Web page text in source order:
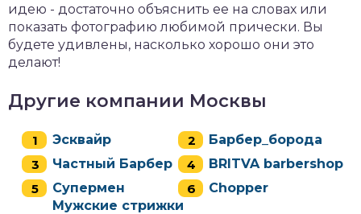
идею - достаточно объяснить ее на словах или
показать фотографию любимой прически. Вы
будете удивлены, насколько хорошо они это
делают!
Другие компании Москвы
Эсквайр
Барбер_борода
Частный Барбер
BRITVA barbershop
Супермен
Мужские стрижки
Chopper